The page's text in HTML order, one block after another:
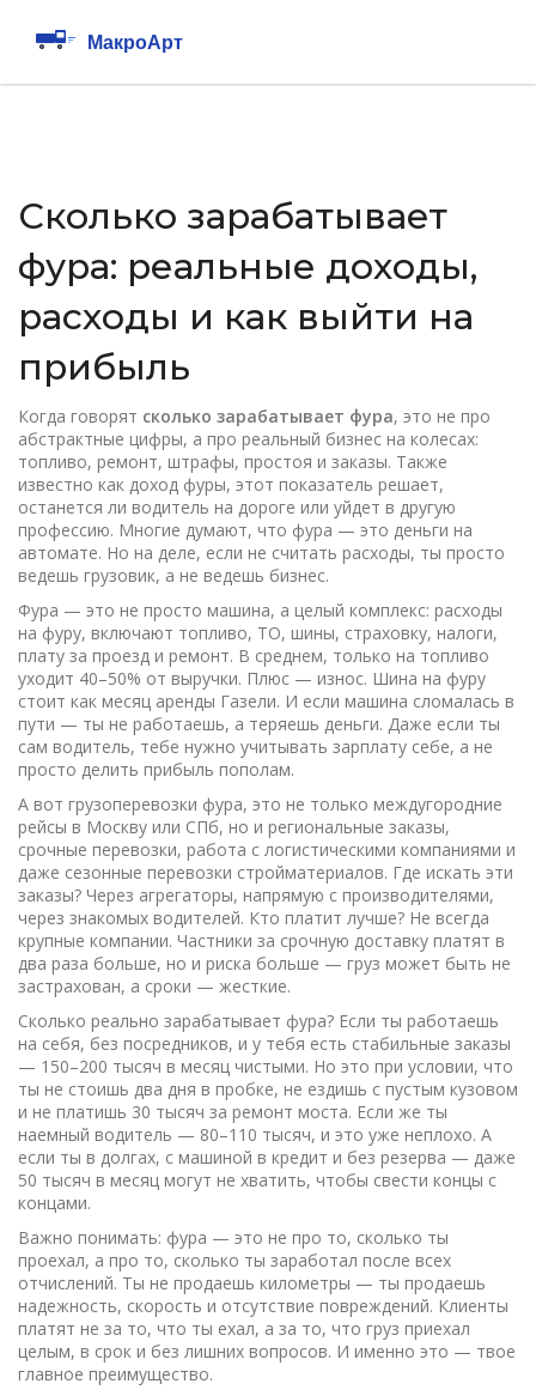
Сколько зарабатывает
фура: реальные доходы,
расходы и как выйти на
прибыль
Когда говорят сколько зарабатывает фура, это не про
абстрактные цифры, а про реальный бизнес на колесах:
топливо, ремонт, штрафы, простоя и заказы. Также
известно как доход фуры, этот показатель решает,
останется ли водитель на дороге или уйдет в другую
профессию. Многие думают, что фура — это деньги на
автомате. Но на деле, если не считать расходы, ты просто
ведешь грузовик, а не ведешь бизнес.
Фура — это не просто машина, а целый комплекс: расходы
на фуру, включают топливо, ТО, шины, страховку, налоги,
плату за проезд и ремонт. В среднем, только на топливо
уходит 40–50% от выручки. Плюс — износ. Шина на фуру
стоит как месяц аренды Газели. И если машина сломалась в
пути — ты не работаешь, а теряешь деньги. Даже если ты
сам водитель, тебе нужно учитывать зарплату себе, а не
просто делить прибыль пополам.
А вот грузоперевозки фура, это не только междугородние
рейсы в Москву или СПб, но и региональные заказы,
срочные перевозки, работа с логистическими компаниями и
даже сезонные перевозки стройматериалов. Где искать эти
заказы? Через агрегаторы, напрямую с производителями,
через знакомых водителей. Кто платит лучше? Не всегда
крупные компании. Частники за срочную доставку платят в
два раза больше, но и риска больше — груз может быть не
застрахован, а сроки — жесткие.
Сколько реально зарабатывает фура? Если ты работаешь
на себя, без посредников, и у тебя есть стабильные заказы
— 150–200 тысяч в месяц чистыми. Но это при условии, что
ты не стоишь два дня в пробке, не ездишь с пустым кузовом
и не платишь 30 тысяч за ремонт моста. Если же ты
наемный водитель — 80–110 тысяч, и это уже неплохо. А
если ты в долгах, с машиной в кредит и без резерва — даже
50 тысяч в месяц могут не хватить, чтобы свести концы с
концами.
Важно понимать: фура — это не про то, сколько ты
проехал, а про то, сколько ты заработал после всех
отчислений. Ты не продаешь километры — ты продаешь
надежность, скорость и отсутствие повреждений. Клиенты
платят не за то, что ты ехал, а за то, что груз приехал
целым, в срок и без лишних вопросов. И именно это — твое
главное преимущество.